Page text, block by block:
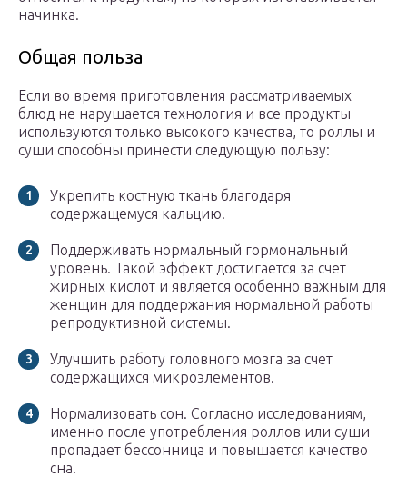
начинка.
Общая польза
Если во время приготовления рассматриваемых
блюд не нарушается технология и все продукты
используются только высокого качества, то роллы и
суши способны принести следующую пользу:
Укрепить костную ткань благодаря
содержащемуся кальцию.
Поддерживать нормальный гормональный
уровень. Такой эффект достигается за счет
жирных кислот и является особенно важным для
женщин для поддержания нормальной работы
репродуктивной системы.
Улучшить работу головного мозга за счет
содержащихся микроэлементов.
Нормализовать сон. Согласно исследованиям,
именно после употребления роллов или суши
пропадает бессонница и повышается качество
сна.